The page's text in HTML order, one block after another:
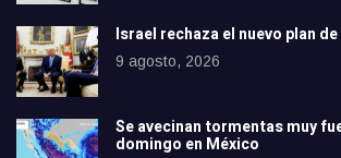
Israel rechaza el nuevo plan
9 agosto, 2026
Se avecinan tormentas muy
domingo en México